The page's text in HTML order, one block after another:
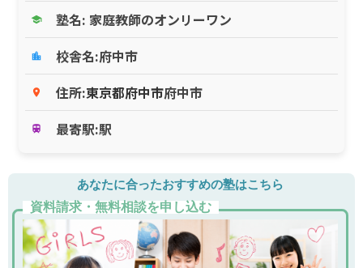
school 塾名: 家庭教師のオンリーワン
location_city 校舎名:府中市
place 住所:東京都府中市府中市
train 最寄駅:駅
あなたに合ったおすすめの塾はこちら
資料請求・無料相談を申し込む